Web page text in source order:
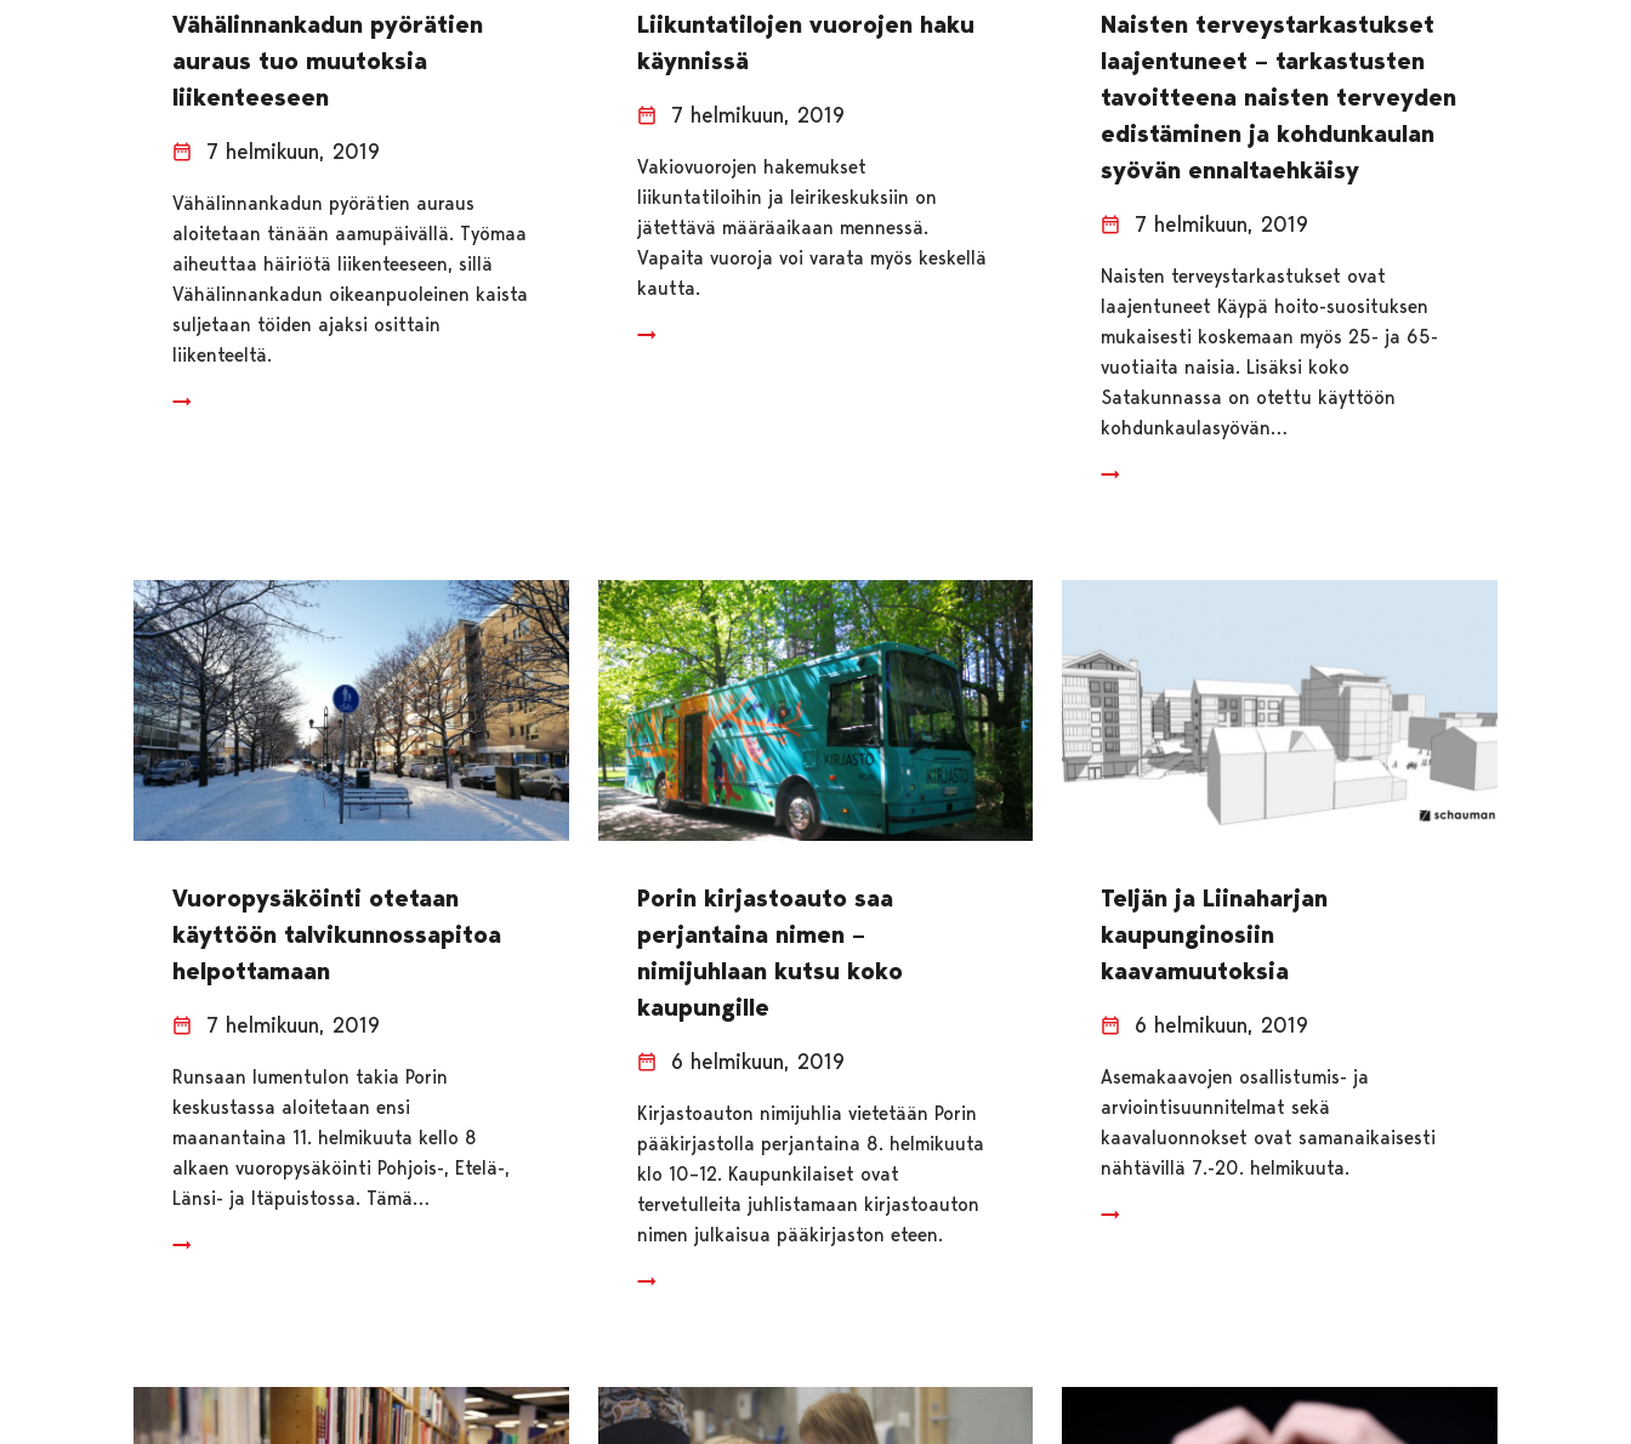
Vähälinnankadun pyörätien
auraus tuo muutoksia
liikenteeseen
7 helmikuun, 2019
Vähälinnankadun pyörätien auraus
aloitetaan tänään aamupäivällä. Työmaa
aiheuttaa häiriötä liikenteeseen, sillä
Vähälinnankadun oikeanpuoleinen kaista
suljetaan töiden ajaksi osittain
liikenteeltä.
Liikuntatilojen vuorojen haku
käynnissä
7 helmikuun, 2019
Vakiovuorojen hakemukset
liikuntatiloihin ja leirikeskuksiin on
jätettävä määräaikaan mennessä.
Vapaita vuoroja voi varata myös keskellä
kautta.
Naisten terveystarkastukset
laajentuneet – tarkastusten
tavoitteena naisten terveyden
edistäminen ja kohdunkaulan
syövän ennaltaehkäisy
7 helmikuun, 2019
Naisten terveystarkastukset ovat
laajentuneet Käypä hoito-suosituksen
mukaisesti koskemaan myös 25- ja 65-
vuotiaita naisia. Lisäksi koko
Satakunnassa on otettu käyttöön
kohdunkaulasyövän…
Vuoropysäköinti otetaan
käyttöön talvikunnossapitoa
helpottamaan
7 helmikuun, 2019
Runsaan lumentulon takia Porin
keskustassa aloitetaan ensi
maanantaina 11. helmikuuta kello 8
alkaen vuoropysäköinti Pohjois-, Etelä-,
Länsi- ja Itäpuistossa. Tämä…
Porin kirjastoauto saa
perjantaina nimen –
nimijuhlaan kutsu koko
kaupungille
6 helmikuun, 2019
Kirjastoauton nimijuhlia vietetään Porin
pääkirjastolla perjantaina 8. helmikuuta
klo 10–12. Kaupunkilaiset ovat
tervetulleita juhlistamaan kirjastoauton
nimen julkaisua pääkirjaston eteen.
Teljän ja Liinaharjan
kaupunginosiin
kaavamuutoksia
6 helmikuun, 2019
Asemakaavojen osallistumis- ja
arviointisuunnitelmat sekä
kaavaluonnokset ovat samanaikaisesti
nähtävillä 7.-20. helmikuuta.